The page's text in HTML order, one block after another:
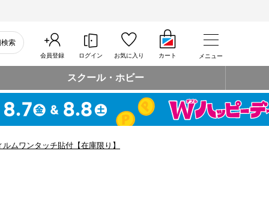
索
会員登録 ログイン お気に入り カート メニュー
スクール・ホビー
ムワンタッチ貼付【在庫限り】